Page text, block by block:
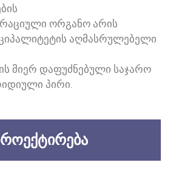
ᲝᲠᲒᲐᲜᲝ ᲐᲠᲘᲡ
ᲐᲦᲛᲐᲡᲠᲣᲚᲔᲑᲔᲚᲘ
ᲛᲘᲔᲠ ᲓᲐᲤᲣᲫᲜᲔᲑᲣᲚᲘ ᲡᲐᲯᲐᲠᲝ
ᲞᲘᲠᲘ.